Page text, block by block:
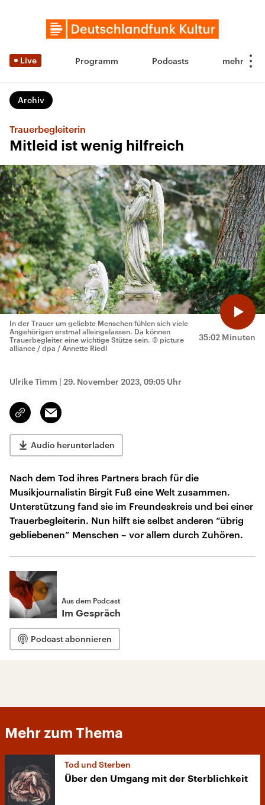
Live Programm Podcasts
Archiv
Trauerbegleiterin
Mitleid ist wenig hilfreich
35:02 Minuten
In der Trauer um geliebte Menschen fühlen sich viele
Angehörigen erstmal alleingelassen. Da können
Trauerbegleiter eine wichtige Stütze sein. © picture
alliance / dpa / Annette Riedl
Ulrike Timm | 29. November 2023, 09:05 Uhr
Link
kopieren/teilen
Email
Audio herunterladen
Nach dem Tod ihres Partners brach für die
Musikjournalistin Birgit Fuß eine Welt zusammen.
Unterstützung fand sie im Freundeskreis und bei einer
Trauerbegleiterin. Nun hilft sie selbst anderen “übrig
gebliebenen” Menschen – vor allem durch Zuhören.
Aus dem Podcast
Im Gespräch
Podcast abonnieren
Mehr zum Thema
Tod und Sterben
Über den Umgang mit der Sterblichkeit